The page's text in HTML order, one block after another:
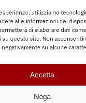
utilizziamo
alle informazioni del
di elaborare dati
su questo sito. Non
su alcune
Accetta
Nega